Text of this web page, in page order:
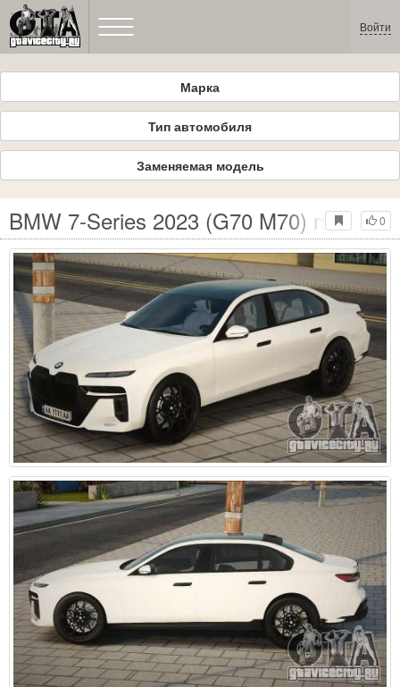
Войти
Марка
Тип автомобиля
Заменяемая модель
0
BMW 7-Series 2023 (G70 M70) new